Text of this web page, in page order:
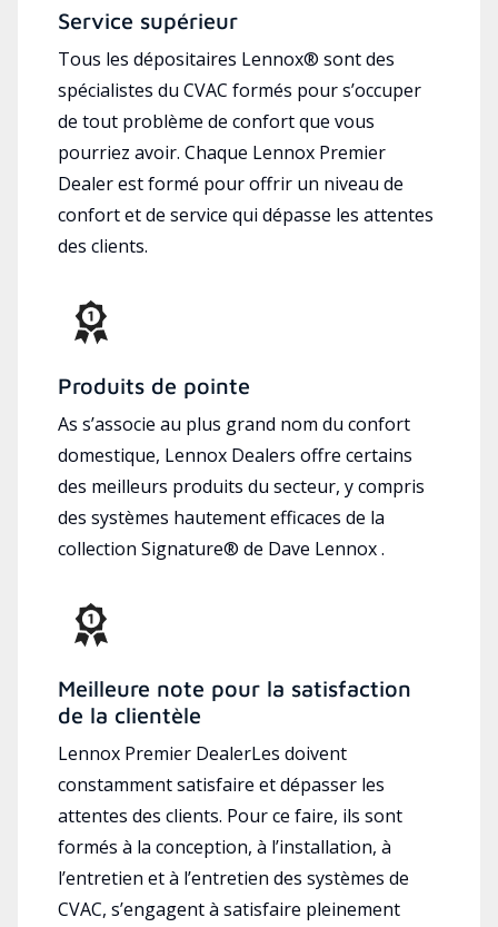
Service supérieur
Tous les dépositaires Lennox® sont des
spécialistes du CVAC formés pour s’occuper
de tout problème de confort que vous
pourriez avoir. Chaque Lennox Premier
Dealer est formé pour offrir un niveau de
confort et de service qui dépasse les attentes
des clients.
Produits de pointe
As s’associe au plus grand nom du confort
domestique, Lennox Dealers offre certains
des meilleurs produits du secteur, y compris
des systèmes hautement efficaces de la
collection Signature® de Dave Lennox .
Meilleure note pour la satisfaction
de la clientèle
Lennox Premier DealerLes doivent
constamment satisfaire et dépasser les
attentes des clients. Pour ce faire, ils sont
formés à la conception, à l’installation, à
l’entretien et à l’entretien des systèmes de
CVAC, s’engagent à satisfaire pleinement